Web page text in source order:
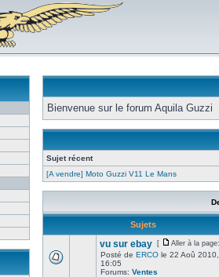
Bienvenue sur le forum Aquila Guzzi
Sujet récent
[A vendre] Moto Guzzi V11 Le Mans
Sujets
[ Aller à la
vu sur ebay
Posté de ERCO le 22 Aoû 2010,
16:05
Forums: Ventes